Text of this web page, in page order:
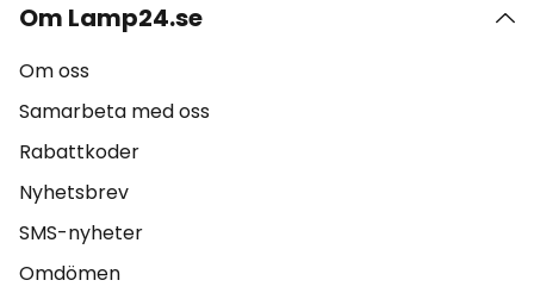
Om Lamp24.se
Om oss
Samarbeta med oss
Rabattkoder
Nyhetsbrev
SMS-nyheter
Omdömen